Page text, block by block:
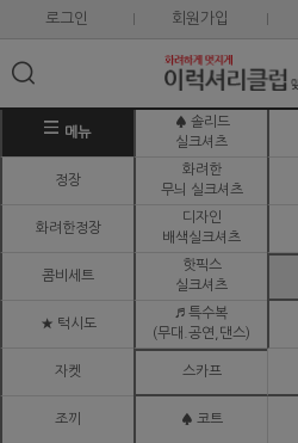
로그인 회원가입
메뉴
♠ 솔리드
실크셔츠
정장
화려한
무늬 실크셔츠
화려한정장
디자인
배색실크셔츠
콤비세트
핫픽스
실크셔츠
★ 턱시도
♬ 특수복
(무대.공연,댄스)
자켓 스카프
조끼 ♠ 코트